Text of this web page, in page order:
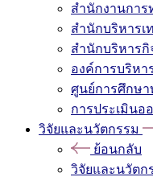
สำนักงานการ
สำนักบริหารเ
สำนักบริหาร
องค์การบริหา
ศูนย์การศึกษา
การประเมินอ
วิจัยและนวัตกรรม
ย้อนกลับ
วิจัยและนวัตก